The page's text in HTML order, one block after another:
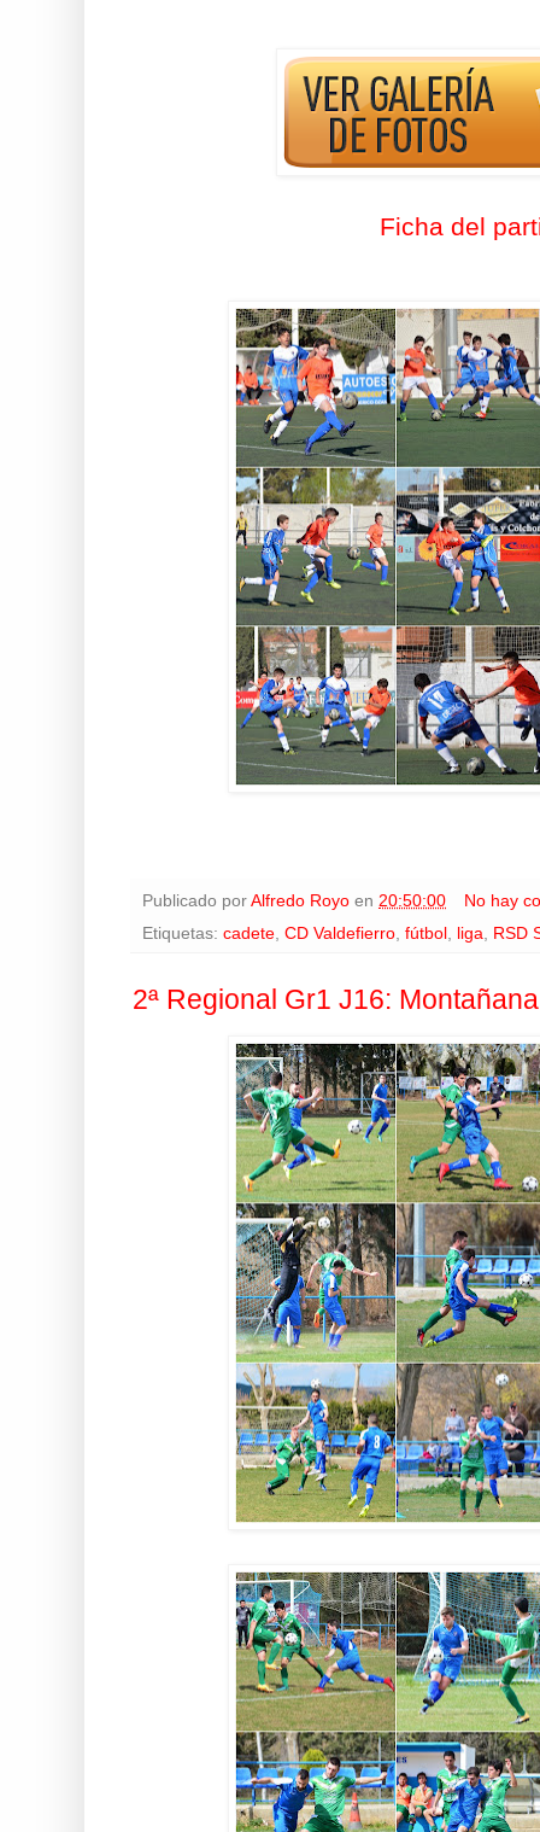
Ficha del
Publicado por Alfredo Royo en 20:50:00
No hay
Etiquetas: cadete CD Valdefierro fútbol liga RSD
2ª Regional Gr1 J16: